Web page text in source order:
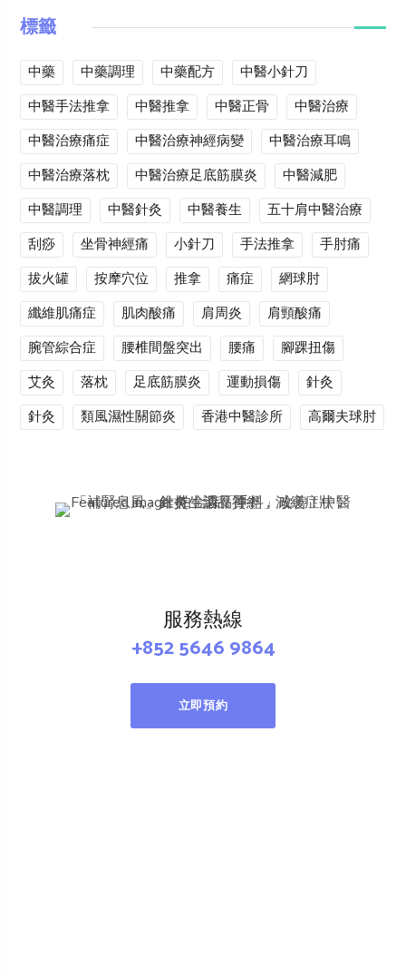
標籤
中藥 中藥調理 中藥配方
中醫小針刀
中醫手法推拿
中醫推拿 中醫正骨
中醫治療
中醫治療痛症
中醫治療神經病變
中醫治療耳鳴
中醫治療落枕
中醫治療足底筋膜炎
中醫減肥
中醫調理
中醫針灸 中醫養生
五十肩中醫治療
刮痧
坐骨神經痛 小針刀 手法推拿
手肘痛
拔火罐
按摩穴位 推拿 痛症
網球肘
纖維肌痛症
肌肉酸痛 肩周炎
肩頸酸痛
腕管綜合症
腰椎間盤突出 腰痛
腳踝扭傷
艾灸
落枕 足底筋膜炎 運動損傷
針灸
針灸
類風濕性關節炎 香港中醫診所 高爾夫球肘
服務熱線
+852 5646 9864
立即預約